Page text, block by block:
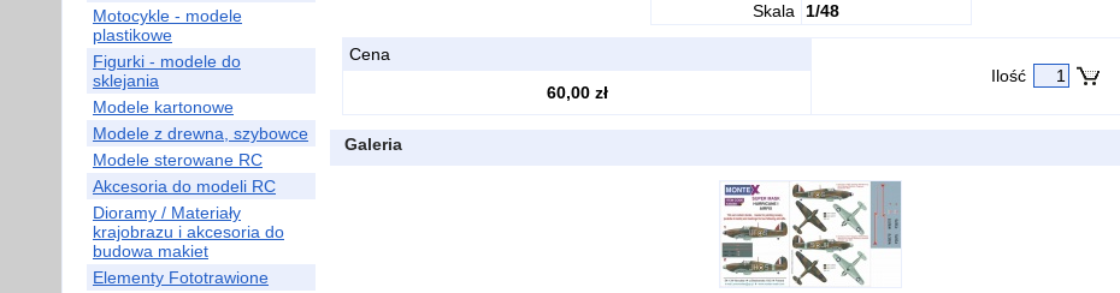
Motocykle - modele
plastikowe
Figurki - modele do
sklejania
Modele kartonowe
Modele z drewna, szybowce
Modele sterowane RC
Akcesoria do modeli RC
Dioramy / Materiały
krajobrazu i akcesoria do
budowa makiet
Elementy Fototrawione
Skala
1/48
Cena
Ilość
60,00 zł
Galeria